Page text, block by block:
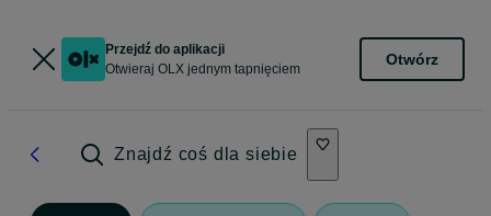
Przejdź do aplikacji
Otwieraj OLX jednym tapnięciem
Otwórz
Znajdź coś dla siebie